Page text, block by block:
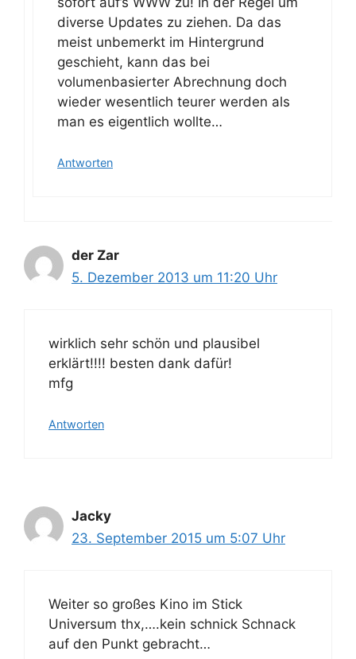
diverse Updates zu ziehen. Da das
meist unbemerkt im Hintergrund
geschieht, kann das bei
volumenbasierter Abrechnung doch
wieder wesentlich teurer werden als
man es eigentlich wollte…
Antworten
der Zar
5. Dezember 2013 um 11:20 Uhr
wirklich sehr schön und plausibel
erklärt!!!! besten dank dafür!
mfg
Antworten
Jacky
23. September 2015 um 5:07 Uhr
Weiter so großes Kino im Stick
Universum thx,….kein schnick Schnack
auf den Punkt gebracht…